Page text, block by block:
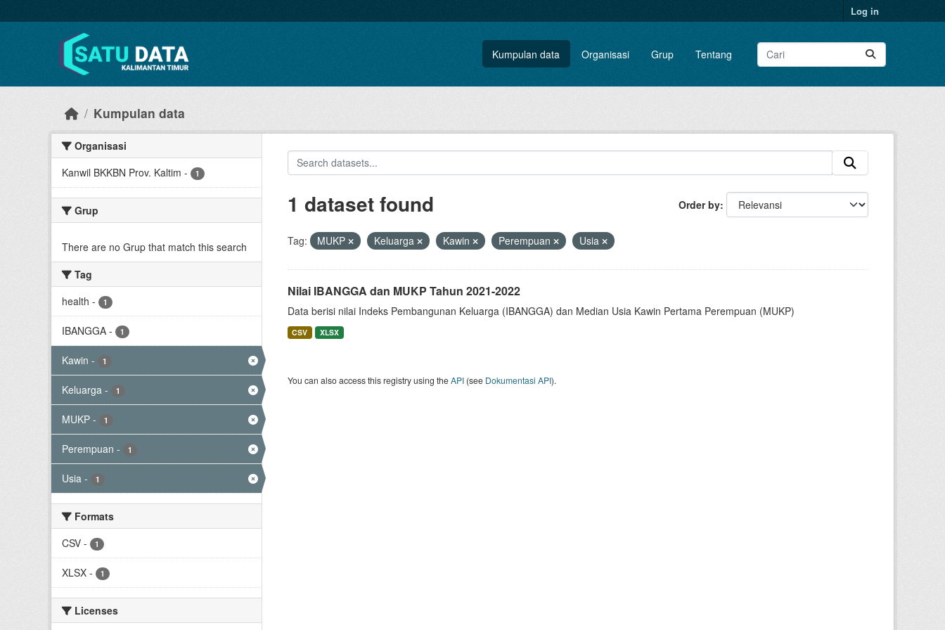
Log in
Kumpulan data Organisasi Grup Tentang
Kumpulan data
Organisasi
Kanwil BKKBN Prov. Kaltim - 1
Grup
There are no Grup that match this search
Tag
health - 1
IBANGGA - 1
Kawin - 1
Keluarga - 1
MUKP - 1
Perempuan - 1
Usia - 1
Formats
CSV - 1
XLSX - 1
Licenses
Order by
1 dataset found
Tag: MUKP Keluarga Kawin Perempuan Usia
Nilai IBANGGA dan MUKP Tahun 2021-2022
Data berisi nilai Indeks Pembangunan Keluarga (IBANGGA) dan Median Usia Kawin Pertama Perempuan (MUKP)
CSV XLSX
You can also access this registry using theAPI(see Dokumentasi API).